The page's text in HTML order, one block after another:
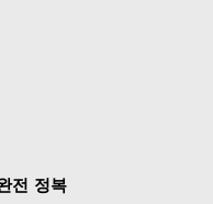
전 정복